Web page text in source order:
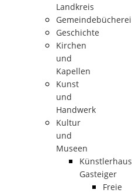
Landkreis
Gemeindebücherei
Geschichte
Kirchen
und
Kapellen
Kunst
und
Handwerk
Kultur
und
Museen
Künstlerhaus
Gasteiger
Freie